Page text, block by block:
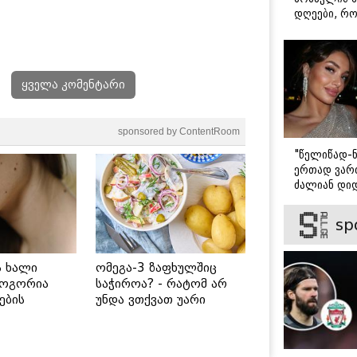
ყველა კომენტარი
sponsored by ContentRoom
ხალი
ომეგა-3 ზაფხულშიც
საჭიროა? - რატომ არ
უნდა ვთქვათ უარი
დღეები,
- ირინა
წერილი
"წელიწად-
ერთად
ძალიან
როგორია